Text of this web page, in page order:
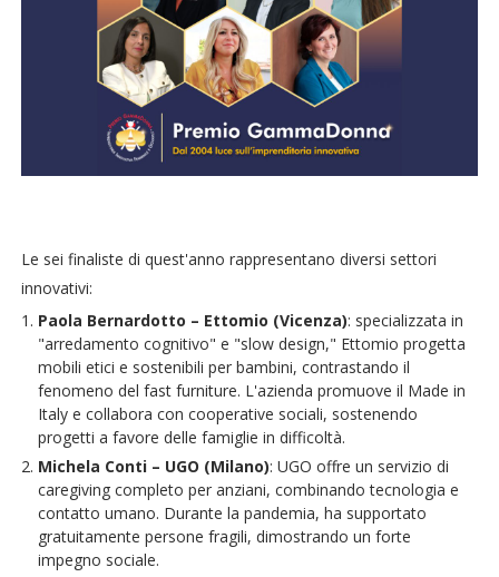
Le sei finaliste di quest'anno rappresentano diversi settori
innovativi:
Paola Bernardotto – Ettomio (Vicenza): specializzata in
"arredamento cognitivo" e "slow design," Ettomio progetta
mobili etici e sostenibili per bambini, contrastando il
fenomeno del fast furniture. L'azienda promuove il Made in
Italy e collabora con cooperative sociali, sostenendo
progetti a favore delle famiglie in difficoltà.
Michela Conti – UGO (Milano): UGO offre un servizio di
caregiving completo per anziani, combinando tecnologia e
contatto umano. Durante la pandemia, ha supportato
gratuitamente persone fragili, dimostrando un forte
impegno sociale.